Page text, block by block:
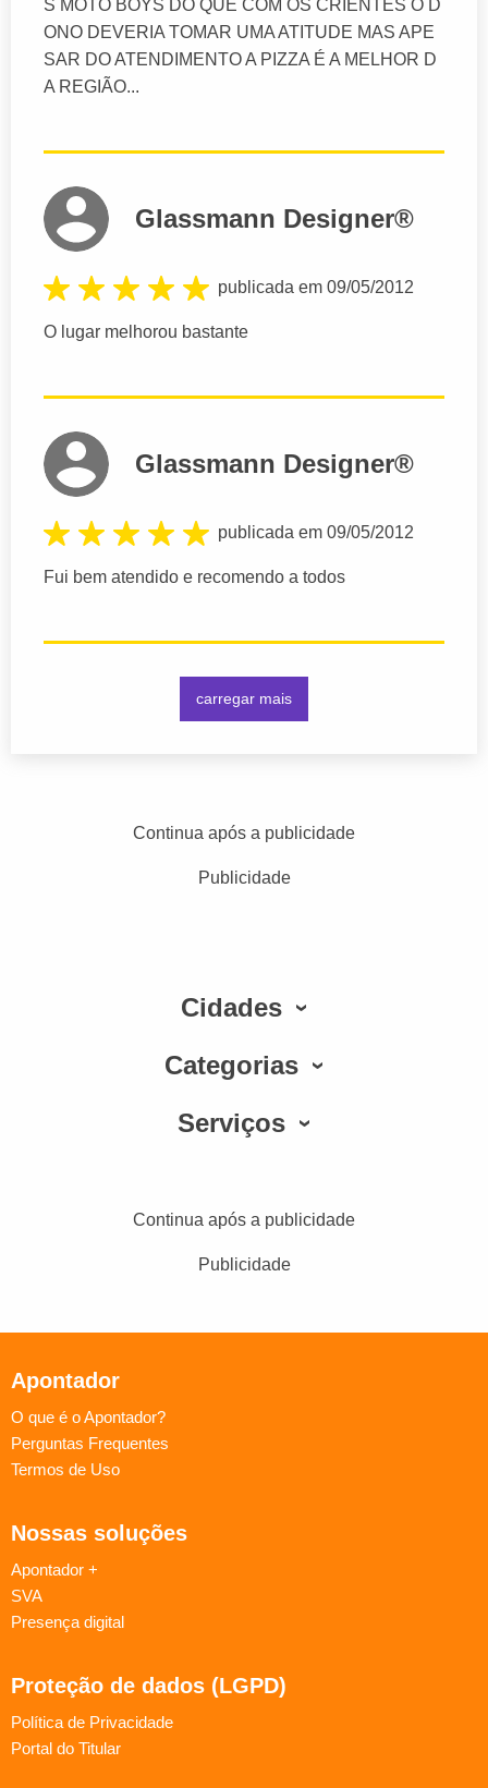
S MOTO BOYS DO QUE COM OS CRIENTES O D
ONO DEVERIA TOMAR UMA ATITUDE MAS APE
SAR DO ATENDIMENTO A PIZZA É A MELHOR D
A REGIÃO...
Glassmann Designer®
publicada em 09/05/2012
O lugar melhorou bastante
Glassmann Designer®
publicada em 09/05/2012
Fui bem atendido e recomendo a todos
carregar mais
Continua após a publicidade
Publicidade
Cidades
Categorias
Serviços
Continua após a publicidade
Publicidade
Apontador
O que é o Apontador?
Perguntas Frequentes
Termos de Uso
Nossas soluções
Apontador +
SVA
Presença digital
Proteção de dados (LGPD)
Política de Privacidade
Portal do Titular